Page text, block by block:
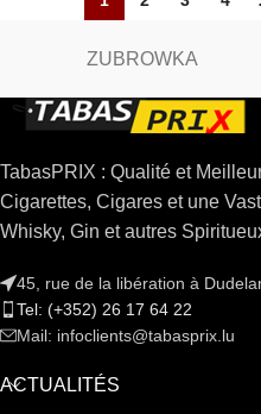
ZUBROWKA
TabasPRIX : Qualité et
Cigarettes, Cigares et une
Whisky, Gin et autres
45, rue de la libération à
Tel: (+352) 26 17 64 22
Mail: infoclients@tabasprix.lu
ACTUALITÉS